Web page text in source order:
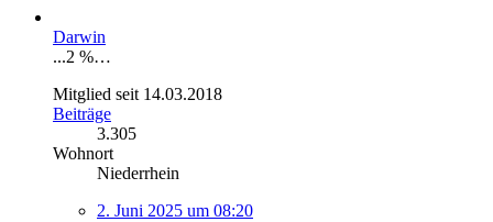
Darwin
...2 %…
Mitglied seit 14.03.2018
Beiträge
3.305
Wohnort
Niederrhein
2. Juni 2025 um 08:20